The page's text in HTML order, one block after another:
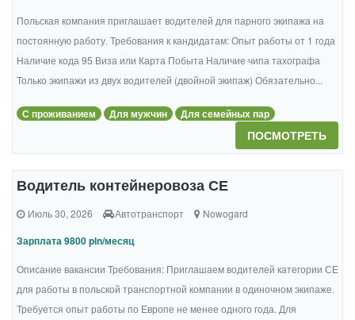
Польская компания приглашает водителей для парного экипажа на
постоянную работу. Требования к кандидатам: Опыт работы от 1 года
Наличие кода 95 Виза или Карта Побыта Наличие чипа тахографа
Только экипажи из двух водителей (двойной экипаж) Обязательно...
С проживанием Для мужчин Для семейных пар
ПОСМОТРЕТЬ
Водитель контейнеровоза СЕ
Июль 30, 2026 Автотранспорт Nowogard
Зарплата 9800 pln/месяц
Описание вакансии Требования: Приглашаем водителей категории СЕ
для работы в польской транспортной компании в одиночном экипаже.
Требуется опыт работы по Европе не менее одного года. Для